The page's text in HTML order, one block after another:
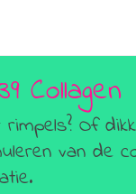
Collagen
Of
van de